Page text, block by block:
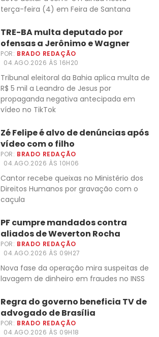
terça-feira (4) em Feira de Santana
TRE-BA multa deputado por
ofensas a Jerônimo e Wagner
POR: BRADO REDAÇÃO
04.AGO.2026 ÀS 16H20
Tribunal eleitoral da Bahia aplica multa de
R$ 5 mil a Leandro de Jesus por
propaganda negativa antecipada em
vídeo no TikTok
Zé Felipe é alvo de denúncias após
vídeo com o filho
POR: BRADO REDAÇÃO
04.AGO.2026 ÀS 10H06
Cantor recebe queixas no Ministério dos
Direitos Humanos por gravação com o
caçula
PF cumpre mandados contra
aliados de Weverton Rocha
POR: BRADO REDAÇÃO
04.AGO.2026 ÀS 09H27
Nova fase da operação mira suspeitas de
lavagem de dinheiro em fraudes no INSS
Regra do governo beneficia TV de
advogado de Brasília
POR: BRADO REDAÇÃO
04.AGO.2026 ÀS 09H18